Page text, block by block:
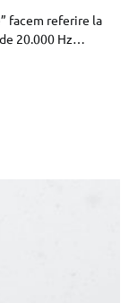
facem referire la
20.000 Hz…